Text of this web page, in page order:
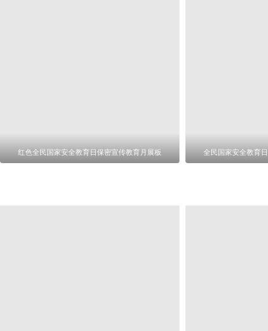
红色全民国家安全教育日保密宣传教育月展板 全民国家安全教育